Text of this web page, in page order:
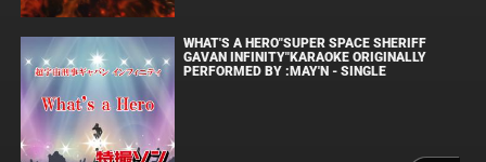
WHAT'S A HERO"SUPER SPACE SHERIFF
GAVAN INFINITY"KARAOKE ORIGINALLY
PERFORMED BY :MAY'N - SINGLE